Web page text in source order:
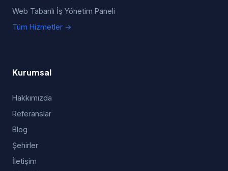
Web Tabanlı İş Yönetim Paneli
Tüm Hizmetler →
Kurumsal
Hakkımızda
Referanslar
Blog
Şehirler
İletişim